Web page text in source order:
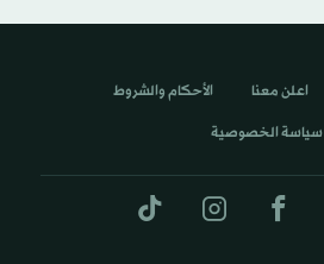
اعلن معنا الأحكام والشروط
سياسة الخصوصية